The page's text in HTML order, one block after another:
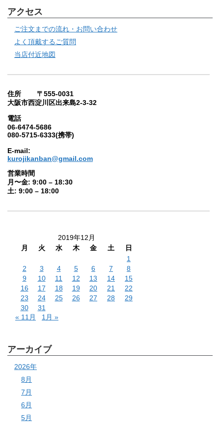
アクセス
ご注文までの流れ・お問い合わせ
よく頂戴するご質問
当店付近地図
住所 〒555-0031
大阪市西淀川区出来島2-3-32
電話
06-6474-5686
080-5715-6333(携帯)
E-mail:
kurojikanban@gmail.com
営業時間
月〜金: 9:00 – 18:30
土: 9:00 – 18:00
2019年12月
月
火 水 木 金 土
日
1
2
3 4 5 6 7
8
9
10 11 12 13 14
15
16
17 18 19 20 21
22
23
24 25 26 27 28
29
30
31
« 11月
1月 »
アーカイブ
2026年
8月
7月
6月
5月